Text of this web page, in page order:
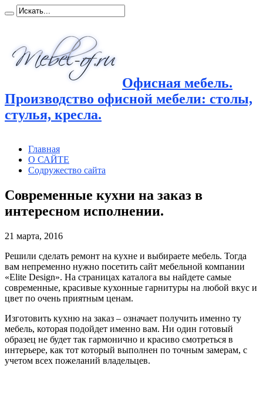
Офисная мебель.
Производство офисной мебели: столы,
стулья, кресла.
Главная
О САЙТЕ
Содружество сайта
Современные кухни на заказ в
интересном исполнении.
21 марта, 2016
Решили сделать ремонт на кухне и выбираете мебель. Тогда
вам непременно нужно посетить сайт мебельной компании
«Elite Design». На страницах каталога вы найдете самые
современные, красивые кухонные гарнитуры на любой вкус и
цвет по очень приятным ценам.
Изготовить кухню на заказ – означает получить именно ту
мебель, которая подойдет именно вам. Ни один готовый
образец не будет так гармонично и красиво смотреться в
интерьере, как тот который выполнен по точным замерам, с
учетом всех пожеланий владельцев.